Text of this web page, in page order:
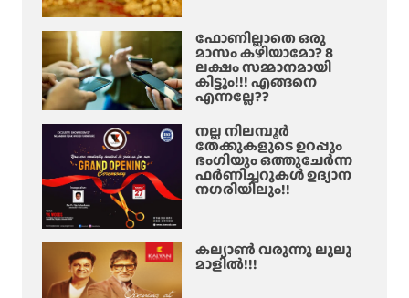
ഫോണില്ലാതെ ഒരു
മാസം കഴിയാമോ? 8
ലക്ഷം സമ്മാനമായി
കിട്ടും!!! എങ്ങനെ
എന്നല്ലേ??
നല്ല നിലമ്പൂർ
തേക്കുകളുടെ ഉറപ്പും
ഭംഗിയും ഒത്തുചേർന്ന
ഫർണിച്ചറുകൾ ഉദ്യാന
നഗരിയിലും!!
കല്യാൺ വരുന്നു ലുലു
മാളിൽ!!!